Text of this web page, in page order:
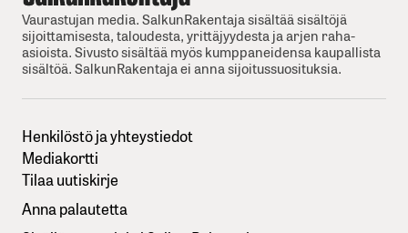
Vaurastujan media. SalkunRakentaja sisältää sisältöjä
sijoittamisesta, taloudesta, yrittäjyydesta ja arjen raha-
asioista. Sivusto sisältää myös kumppaneidensa kaupallista
sisältöä. SalkunRakentaja ei anna sijoitussuosituksia.
Henkilöstö ja yhteystiedot
Mediakortti
Tilaa uutiskirje
Anna palautetta